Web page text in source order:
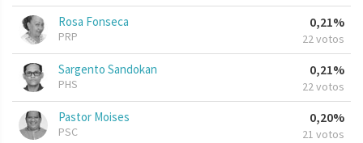
Rosa Fonseca
PRP
0,21%
22 votos
Sargento Sandokan
PHS
0,21%
22 votos
Pastor Moises
PSC
0,20%
21 votos